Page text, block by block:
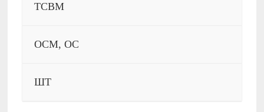
ТСВМ
ОСМ, ОС
ШТ